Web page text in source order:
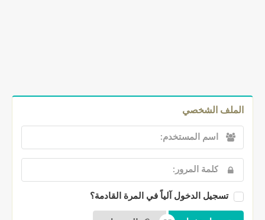
الملف الشخصي
تسجيل الدخول آلياً في المرة القادمة؟